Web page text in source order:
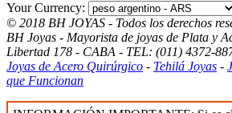
Your Currency:
© 2018 BH JOYAS - Todos los derechos
BH Joyas - Mayorista de joyas de Plata y
Libertad 178 - CABA - TEL: (011) 4372-
Joyas de Acero Quirúrgico - Tehilá Joyas -
que Funcionan